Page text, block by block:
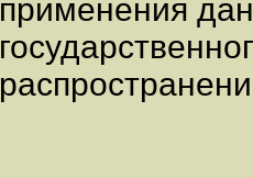
применения